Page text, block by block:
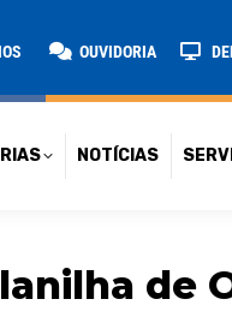
OUVIDORIA
NOTÍCIAS
de